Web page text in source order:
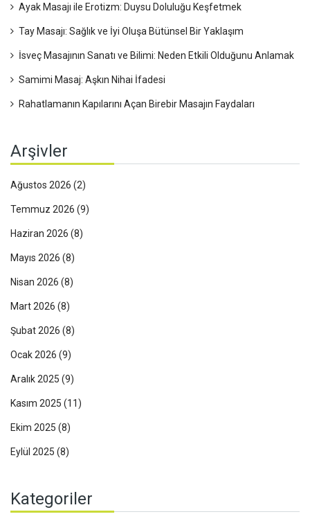
Ayak Masajı ile Erotizm: Duysu Doluluğu Keşfetmek
Tay Masajı: Sağlık ve İyi Oluşa Bütünsel Bir Yaklaşım
İsveç Masajının Sanatı ve Bilimi: Neden Etkili Olduğunu Anlamak
Samimi Masaj: Aşkın Nihai İfadesi
Rahatlamanın Kapılarını Açan Birebir Masajın Faydaları
Arşivler
Ağustos 2026 (2)
Temmuz 2026 (9)
Haziran 2026 (8)
Mayıs 2026 (8)
Nisan 2026 (8)
Mart 2026 (8)
Şubat 2026 (8)
Ocak 2026 (9)
Aralık 2025 (9)
Kasım 2025 (11)
Ekim 2025 (8)
Eylül 2025 (8)
Kategoriler